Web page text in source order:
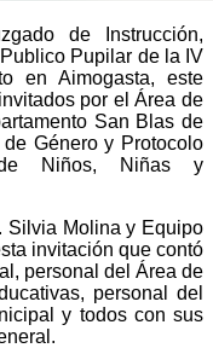
de Instrucción,
Pupilar de la IV
en Aimogasta, este
por el Área de
San Blas de
Género y Protocolo
de Niños, Niñas y
Silvia Molina y Equipo
invitación que contó
personal del Área de
personal del
y todos con sus